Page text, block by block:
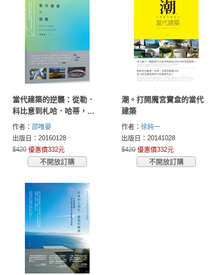
當代建築的逆襲：從勒．
科比意到札哈．哈蒂，從
線性到非線性建築的過
渡，80後建築人的觀察與
實作筆記
作者： 邵唯晏
出版日：20160128
$420 優惠價332元
不開放訂購
潮。打開魔宮寶盒的當代
建築
作者： 徐純一
出版日：20141028
$420 優惠價332元
不開放訂購